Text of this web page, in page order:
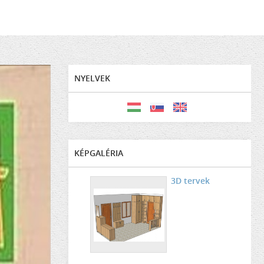
NYELVEK
KÉPGALÉRIA
3D tervek